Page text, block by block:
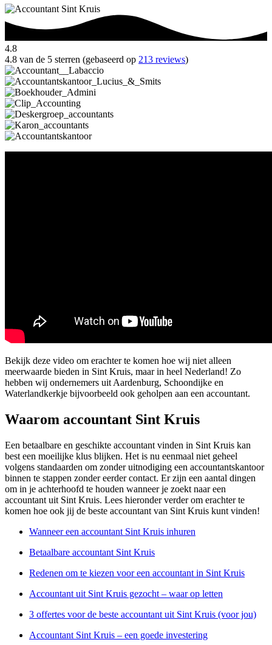
4.8
4.8 van de 5 sterren (gebaseerd op 213 reviews)
Bekijk deze video om erachter te komen hoe wij niet alleen
meerwaarde bieden in Sint Kruis, maar in heel Nederland! Zo
hebben wij ondernemers uit Aardenburg, Schoondijke en
Waterlandkerkje bijvoorbeeld ook geholpen aan een accountant.
Waarom accountant Sint Kruis
Een betaalbare en geschikte accountant vinden in Sint Kruis kan
best een moeilijke klus blijken. Het is nu eenmaal niet geheel
volgens standaarden om zonder uitnodiging een accountantskantoor
binnen te stappen zonder eerder contact. Er zijn een aantal dingen
om in je achterhoofd te houden wanneer je zoekt naar een
accountant uit Sint Kruis. Lees hieronder verder om erachter te
komen hoe ook jij de beste accountant van Sint Kruis kunt vinden!
Wanneer een accountant Sint Kruis inhuren
Betaalbare accountant Sint Kruis
Redenen om te kiezen voor een accountant in Sint Kruis
Accountant uit Sint Kruis gezocht – waar op letten
3 offertes voor de beste accountant uit Sint Kruis (voor jou)
Accountant Sint Kruis – een goede investering